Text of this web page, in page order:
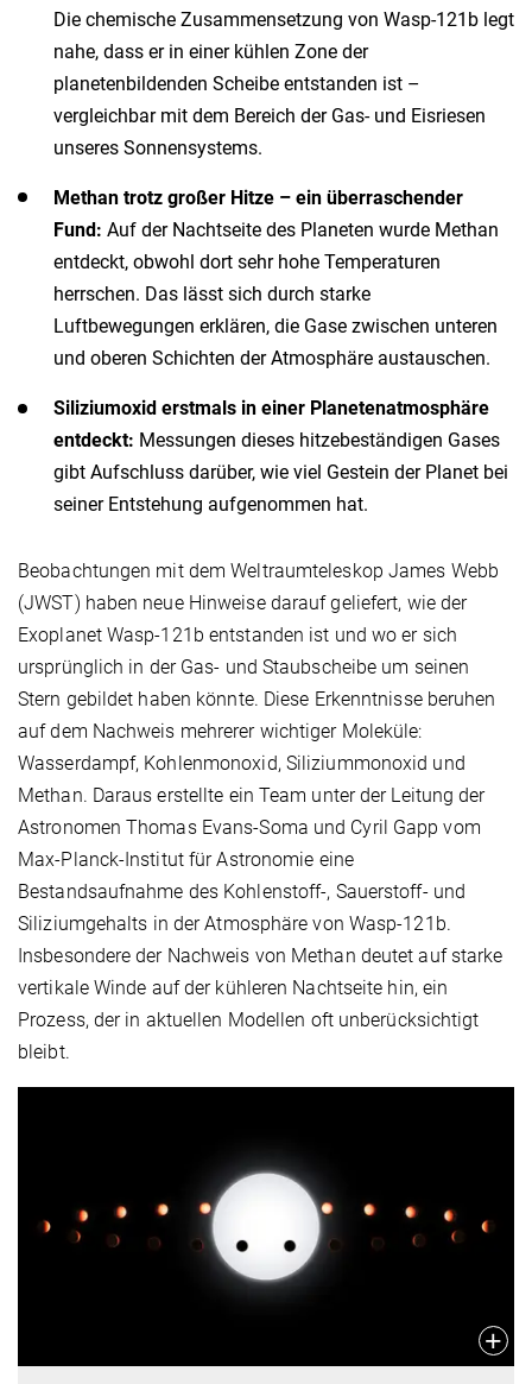
Die chemische Zusammensetzung von Wasp-121b legt
nahe, dass er in einer kühlen Zone der
planetenbildenden Scheibe entstanden ist –
vergleichbar mit dem Bereich der Gas- und Eisriesen
unseres Sonnensystems.
Methan trotz großer Hitze – ein überraschender
Fund: Auf der Nachtseite des Planeten wurde Methan
entdeckt, obwohl dort sehr hohe Temperaturen
herrschen. Das lässt sich durch starke
Luftbewegungen erklären, die Gase zwischen unteren
und oberen Schichten der Atmosphäre austauschen.
Siliziumoxid erstmals in einer Planetenatmosphäre
entdeckt: Messungen dieses hitzebeständigen Gases
gibt Aufschluss darüber, wie viel Gestein der Planet bei
seiner Entstehung aufgenommen hat.
Beobachtungen mit dem Weltraumteleskop James Webb
(JWST) haben neue Hinweise darauf geliefert, wie der
Exoplanet Wasp-121b entstanden ist und wo er sich
ursprünglich in der Gas- und Staubscheibe um seinen
Stern gebildet haben könnte. Diese Erkenntnisse beruhen
auf dem Nachweis mehrerer wichtiger Moleküle:
Wasserdampf, Kohlenmonoxid, Siliziummonoxid und
Methan. Daraus erstellte ein Team unter der Leitung der
Astronomen Thomas Evans-Soma und Cyril Gapp vom
Max-Planck-Institut für Astronomie eine
Bestandsaufnahme des Kohlenstoff-, Sauerstoff- und
Siliziumgehalts in der Atmosphäre von Wasp-121b.
Insbesondere der Nachweis von Methan deutet auf starke
vertikale Winde auf der kühleren Nachtseite hin, ein
Prozess, der in aktuellen Modellen oft unberücksichtigt
bleibt.